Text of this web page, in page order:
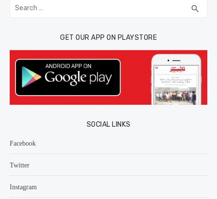
Search
for: search
GET OUR APP ON PLAYSTORE
SOCIAL LINKS
Facebook
Twitter
Instagram